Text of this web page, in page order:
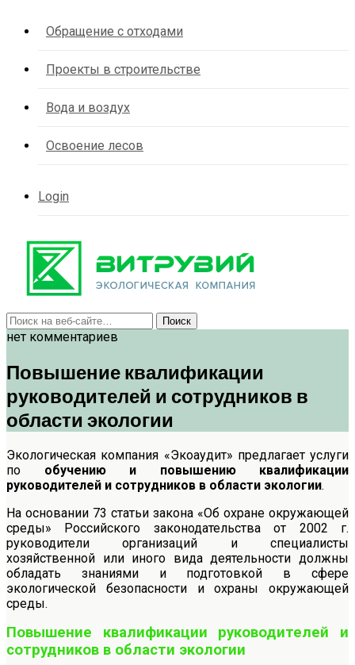
Обращение с отходами
Проекты в строительстве
Вода и воздух
Освоение лесов
Login
нет комментариев
Повышение квалификации
руководителей и сотрудников в
области экологии
Экологическая компания «Экоаудит» предлагает услуги
по обучению и повышению квалификации
руководителей и сотрудников в области экологии.
На основании 73 статьи закона «Об охране окружающей
среды» Российского законодательства от 2002 г.
руководители организаций и специалисты
хозяйственной или иного вида деятельности должны
обладать знаниями и подготовкой в сфере
экологической безопасности и охраны окружающей
среды.
Повышение квалификации руководителей и
сотрудников в области экологии